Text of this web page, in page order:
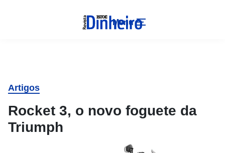
Menu
Artigos
Rocket 3, o novo foguete da
Triumph